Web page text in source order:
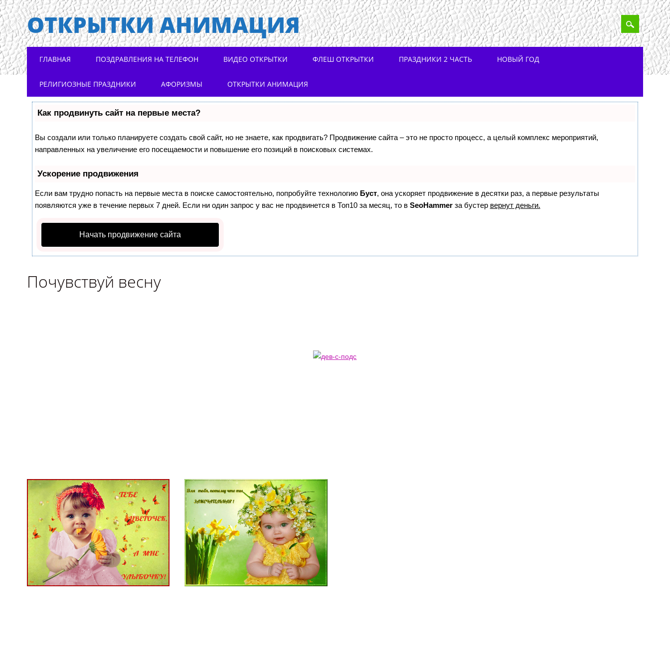
ОТКРЫТКИ АНИМАЦИЯ
Main menu
Skip to content
ГЛАВНАЯ ПОЗДРАВЛЕНИЯ НА ТЕЛЕФОН ВИДЕО ОТКРЫТКИ ФЛЕШ ОТКРЫТКИ ПРАЗДНИКИ 2 ЧАСТЬ НОВЫЙ ГОД
РЕЛИГИОЗНЫЕ ПРАЗДНИКИ АФОРИЗМЫ ОТКРЫТКИ АНИМАЦИЯ
Как продвинуть сайт на первые места?
Вы создали или только планируете создать свой сайт, но не знаете, как продвигать? Продвижение сайта – это не просто процесс, а целый комплекс мероприятий,
направленных на увеличение его посещаемости и повышение его позиций в поисковых системах.
Ускорение продвижения
Если вам трудно попасть на первые места в поиске самостоятельно, попробуйте технологию Буст, она ускоряет продвижение в десятки раз, а первые результаты
появляются уже в течение первых 7 дней. Если ни один запрос у вас не продвинется в Топ10 за месяц, то в SeoHammerза бустер вернут деньги.
Начать продвижение сайта
Почувствуй весну